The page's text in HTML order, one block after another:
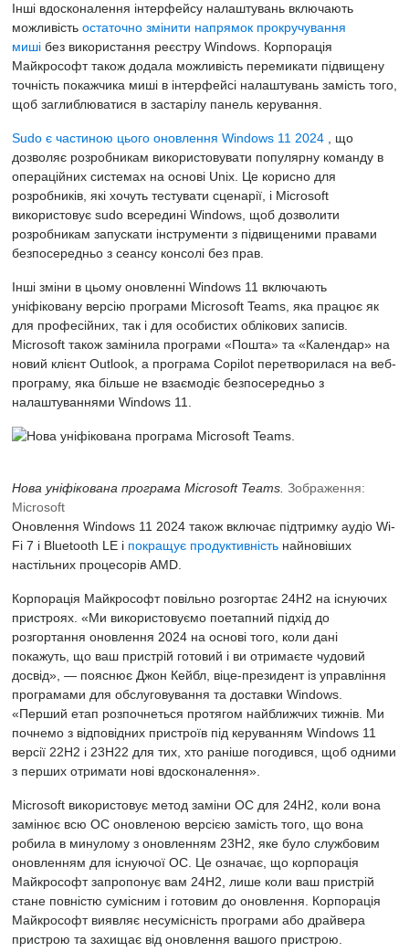
Інші вдосконалення інтерфейсу налаштувань включають
можливість остаточно змінити напрямок прокручування
миші без використання реєстру Windows. Корпорація
Майкрософт також додала можливість перемикати підвищену
точність покажчика миші в інтерфейсі налаштувань замість того,
щоб заглиблюватися в застарілу панель керування.
Sudo є частиною цього оновлення Windows 11 2024 , що
дозволяє розробникам використовувати популярну команду в
операційних системах на основі Unix. Це корисно для
розробників, які хочуть тестувати сценарії, і Microsoft
використовує sudo всередині Windows, щоб дозволити
розробникам запускати інструменти з підвищеними правами
безпосередньо з сеансу консолі без прав.
Інші зміни в цьому оновленні Windows 11 включають
уніфіковану версію програми Microsoft Teams, яка працює як
для професійних, так і для особистих облікових записів.
Microsoft також замінила програми «Пошта» та «Календар» на
новий клієнт Outlook, а програма Copilot перетворилася на веб-
програму, яка більше не взаємодіє безпосередньо з
налаштуваннями Windows 11.
Нова уніфікована програма Microsoft Teams. Зображення:
Microsoft
Оновлення Windows 11 2024 також включає підтримку аудіо Wi-
Fi 7 і Bluetooth LE і покращує продуктивність найновіших
настільних процесорів AMD.
Корпорація Майкрософт повільно розгортає 24H2 на існуючих
пристроях. «Ми використовуємо поетапний підхід до
розгортання оновлення 2024 на основі того, коли дані
покажуть, що ваш пристрій готовий і ви отримаєте чудовий
досвід», — пояснює Джон Кейбл, віце-президент із управління
програмами для обслуговування та доставки Windows.
«Перший етап розпочнеться протягом найближчих тижнів. Ми
почнемо з відповідних пристроїв під керуванням Windows 11
версії 22H2 і 23H22 для тих, хто раніше погодився, щоб одними
з перших отримати нові вдосконалення».
Microsoft використовує метод заміни ОС для 24H2, коли вона
замінює всю ОС оновленою версією замість того, що вона
робила в минулому з оновленням 23H2, яке було службовим
оновленням для існуючої ОС. Це означає, що корпорація
Майкрософт запропонує вам 24H2, лише коли ваш пристрій
стане повністю сумісним і готовим до оновлення. Корпорація
Майкрософт виявляє несумісність програми або драйвера
пристрою та захищає від оновлення вашого пристрою.